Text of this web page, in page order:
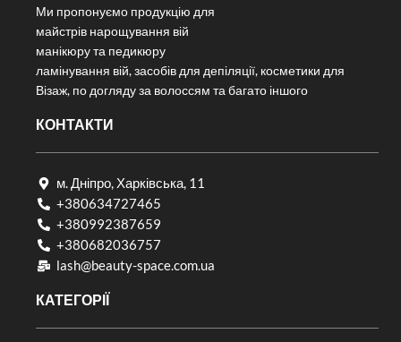
Ми пропонуємо продукцію для
майстрів нарощування вій
манікюру та педикюру
ламінування вій, засобів для депіляції, косметики для
Візаж, по догляду за волоссям та багато іншого
КОНТАКТИ
м. Дніпро, Харківська, 11
+380634727465
+380992387659
+380682036757​
lash@beauty-space.com.ua
КАТЕГОРІЇ